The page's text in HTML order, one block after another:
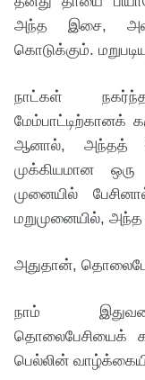
அந்த இசை,
கொடுக்கும்.
நாட்கள்
மேம்பாட்டிற்கானக்
ஆனால், அந்தத்
முக்கியமான ஒரு
முனையில்
மறுமுனையில், அந்த
அதுதான்,
நாம்
தொலைபேசியைக்
பெல்லின்